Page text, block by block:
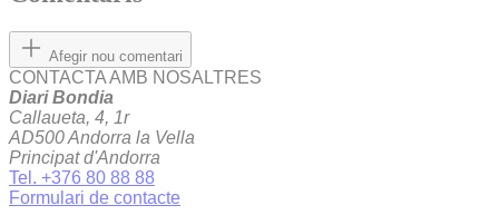
Afegir nou comentari
CONTACTA AMB NOSALTRES
Diari Bondia
Callaueta, 4, 1r
AD500 Andorra la Vella
Principat d'Andorra
Tel. +376 80 88 88
Formulari de contacte